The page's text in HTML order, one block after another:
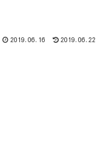
2019.06.16 2019.06.22